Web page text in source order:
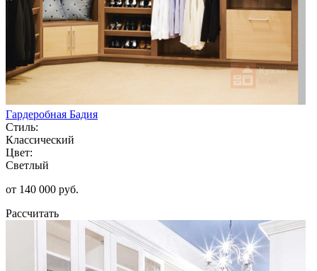
Гардеробная Бадия
Стиль:
Классический
Цвет:
Светлый
от 140 000 руб.
Рассчитать